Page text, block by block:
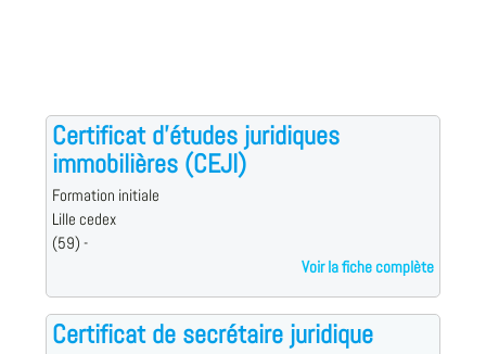
Certificat d'études juridiques
immobilières (CEJI)
Formation initiale
Lille cedex
(59) -
Voir la fiche complète
Certificat de secrétaire juridique